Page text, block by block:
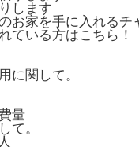
します
お家を手に入れるチ
ている方はこちら！
に関して。
量
て。